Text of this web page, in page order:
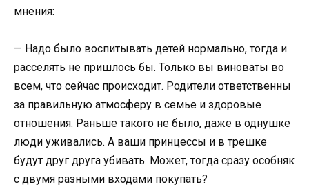
мнения:
— Надо было воспитывать детей нормально, тогда и
расселять не пришлось бы. Только вы виноваты во
всем, что сейчас происходит. Родители ответственны
за правильную атмосферу в семье и здоровые
отношения. Раньше такого не было, даже в однушке
люди уживались. А ваши принцессы и в трешке
будут друг друга убивать. Может, тогда сразу особняк
с двумя разными входами покупать?